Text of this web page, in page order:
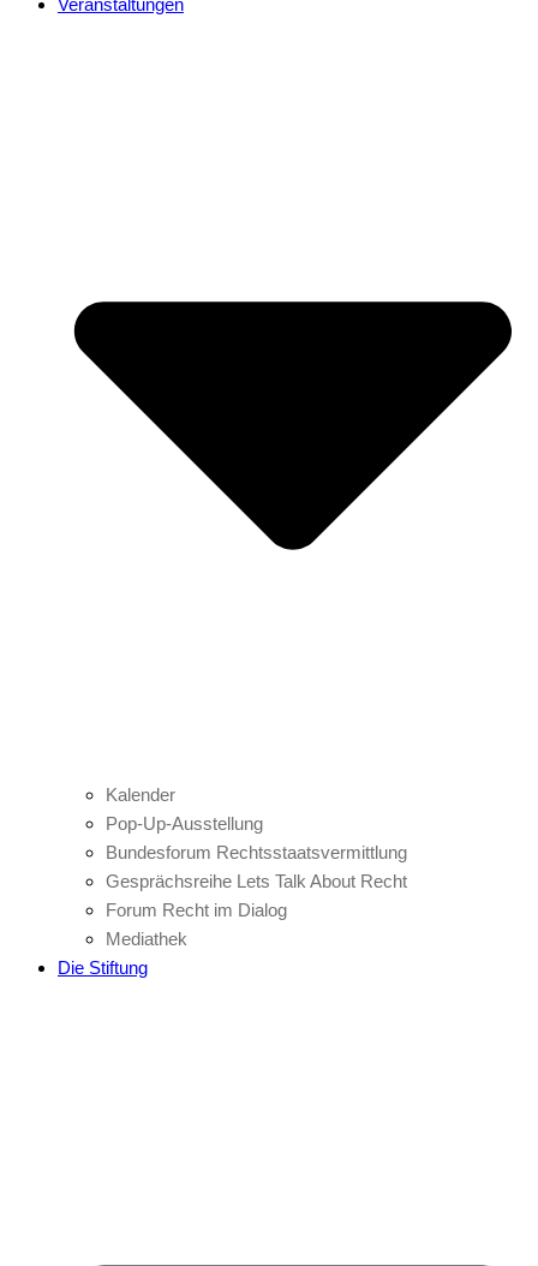
Veranstaltungen
Kalender
Pop-Up-Ausstellung
Bundesforum Rechtsstaatsvermittlung
Gesprächsreihe Lets Talk About Recht
Forum Recht im Dialog
Mediathek
Die Stiftung